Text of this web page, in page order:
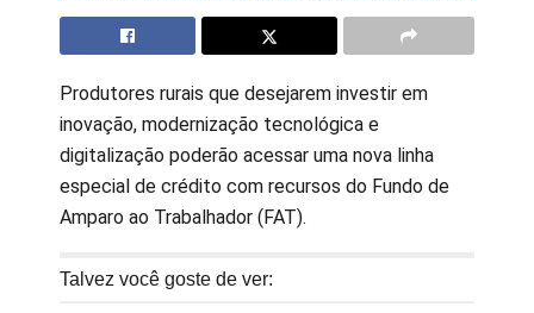
Produtores rurais que desejarem investir em
inovação, modernização tecnológica e
digitalização poderão acessar uma nova linha
especial de crédito com recursos do Fundo de
Amparo ao Trabalhador (FAT).
Talvez você goste de ver: